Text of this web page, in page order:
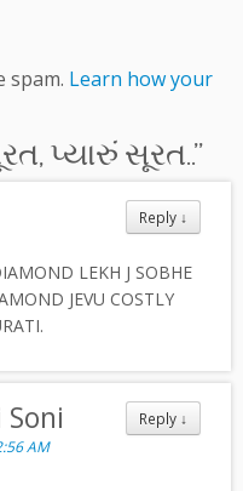
spam. Learn how your
પ્યારું સૂરત..”
Reply ↓
LEKH J SOBHE
JEVU COSTLY
Reply ↓
Soni
AM